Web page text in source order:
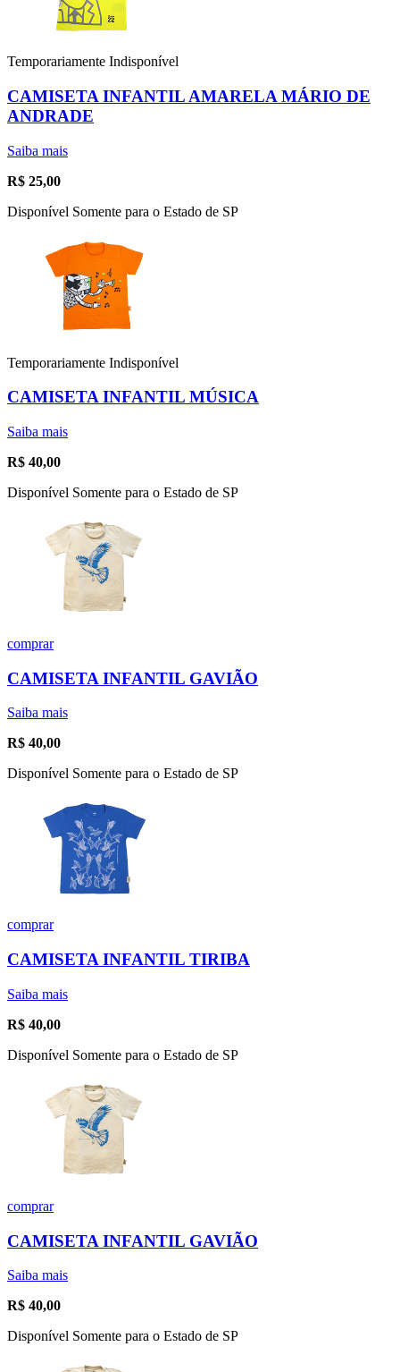
Temporariamente Indisponível
CAMISETA INFANTIL AMARELA MÁRIO DE
ANDRADE
Saiba mais
R$ 25,00
Disponível Somente para o Estado de SP
Temporariamente Indisponível
CAMISETA INFANTIL MÚSICA
Saiba mais
R$ 40,00
Disponível Somente para o Estado de SP
comprar
CAMISETA INFANTIL GAVIÃO
Saiba mais
R$ 40,00
Disponível Somente para o Estado de SP
comprar
CAMISETA INFANTIL TIRIBA
Saiba mais
R$ 40,00
Disponível Somente para o Estado de SP
comprar
CAMISETA INFANTIL GAVIÃO
Saiba mais
R$ 40,00
Disponível Somente para o Estado de SP